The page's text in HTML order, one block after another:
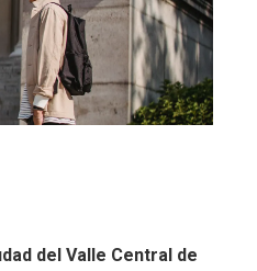
del Valle Central de